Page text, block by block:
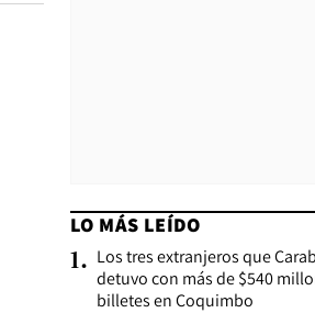
LO MÁS LEÍDO
1. Los tres extranjeros que
detuvo con más de $540
billetes en Coquimbo